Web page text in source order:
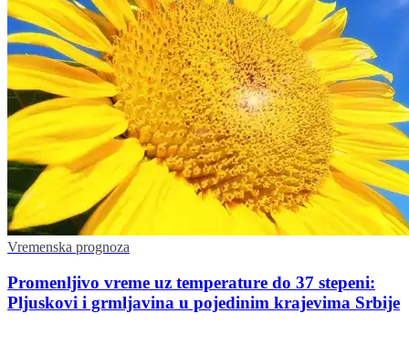
Vremenska prognoza
Promenljivo vreme uz temperature do 37 stepeni:
Pljuskovi i grmljavina u pojedinim krajevima Srbije